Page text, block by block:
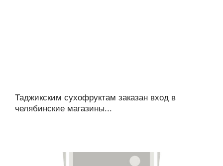
Таджикским сухофруктам заказан вход в
челябинские магазины...